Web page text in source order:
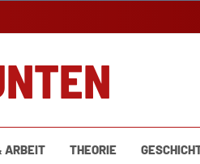
ARBEIT THEORIE